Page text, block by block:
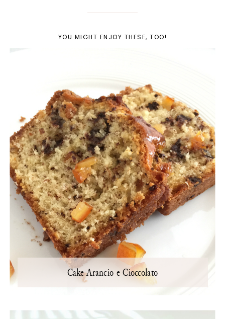
YOU MIGHT ENJOY THESE, TOO!
Cake Arancio e Cioccolato